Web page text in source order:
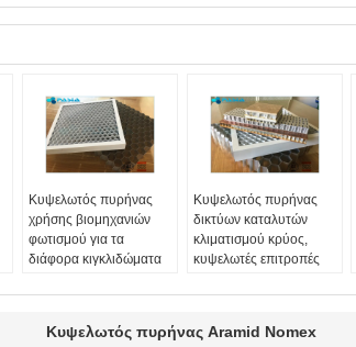
Κυψελωτός πυρήνας
χρήσης βιομηχανιών
φωτισμού για τα
διάφορα κιγκλιδώματα
Υλικό:3003 0R 5052
Thinkness:0,04-
Κυψελωτός πυρήνας
δικτύων καταλυτών
κλιματισμού κρύος,
κυψελωτές επιτροπές
Υλικό:3003 0R 5052
Thinkness: 0,04-
Κυψελωτός πυρήνας Aramid Nomex